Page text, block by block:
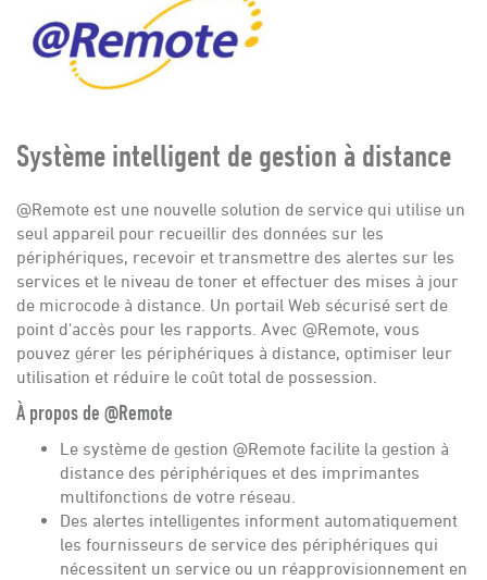
Nous joindre
Système intelligent de gestion à distance
@Remote est une nouvelle solution de service qui utilise un
seul appareil pour recueillir des données sur les
périphériques, recevoir et transmettre des alertes sur les
services et le niveau de toner et effectuer des mises à jour
de microcode à distance. Un portail Web sécurisé sert de
point d'accès pour les rapports. Avec @Remote, vous
pouvez gérer les périphériques à distance, optimiser leur
utilisation et réduire le coût total de possession.
À propos de @Remote
Le système de gestion @Remote facilite la gestion à
distance des périphériques et des imprimantes
multifonctions de votre réseau.
Des alertes intelligentes informent automatiquement
les fournisseurs de service des périphériques qui
nécessitent un service ou un réapprovisionnement en